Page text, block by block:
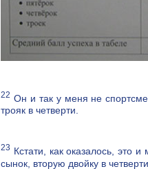
22 Он и так у меня не
трояк в четверти.
23 Кстати, как оказалось, это
сынок, вторую двойку в